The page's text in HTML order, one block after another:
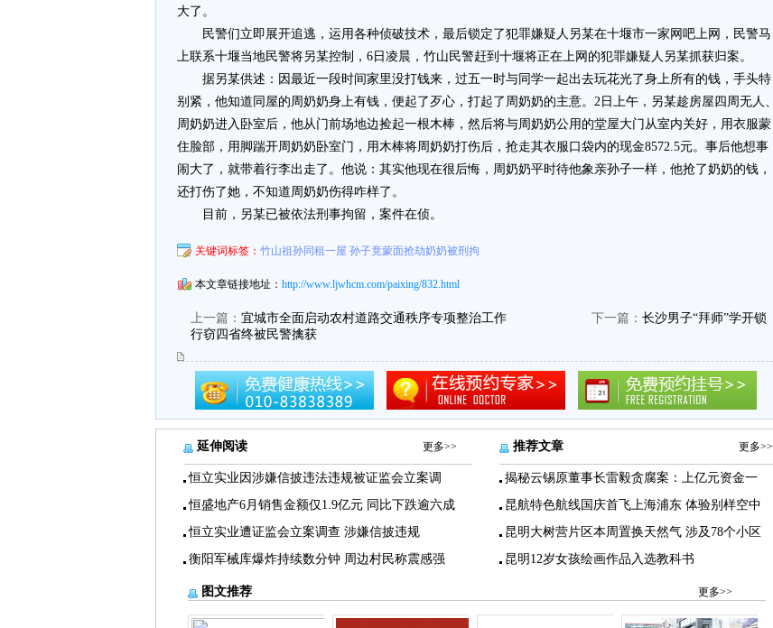
大了。
民警们立即展开追逃，运用各种侦破技术，最后锁定了犯罪嫌疑人另某在十堰市一家网吧上网，民警马
上联系十堰当地民警将另某控制，6日凌晨，竹山民警赶到十堰将正在上网的犯罪嫌疑人另某抓获归案。
据另某供述：因最近一段时间家里没打钱来，过五一时与同学一起出去玩花光了身上所有的钱，手头特
别紧，他知道同屋的周奶奶身上有钱，便起了歹心，打起了周奶奶的主意。2日上午，另某趁房屋四周无人、
周奶奶进入卧室后，他从门前场地边捡起一根木棒，然后将与周奶奶公用的堂屋大门从室内关好，用衣服蒙
住脸部，用脚踹开周奶奶卧室门，用木棒将周奶奶打伤后，抢走其衣服口袋内的现金8572.5元。事后他想事
闹大了，就带着行李出走了。他说：其实他现在很后悔，周奶奶平时待他象亲孙子一样，他抢了奶奶的钱，
还打伤了她，不知道周奶奶伤得咋样了。
目前，另某已被依法刑事拘留，案件在侦。
关键词标签： 竹山祖孙同租一屋 孙子竟蒙面抢劫奶奶被刑拘
本文章链接地址： http://www.ljwhcm.com/paixing/832.html
上一篇： 宜城市全面启动农村道路交通秩序专项整治工作 下一篇： 长沙男子“拜师”学开锁
行窃四省终被民警擒获
延伸阅读 更多>>
恒立实业因涉嫌信披违法违规被证监会立案调
恒盛地产6月销售金额仅1.9亿元 同比下跌逾六成
恒立实业遭证监会立案调查 涉嫌信披违规
衡阳军械库爆炸持续数分钟 周边村民称震感强
推荐文章 更多>>
揭秘云锡原董事长雷毅贪腐案：上亿元资金一
昆航特色航线国庆首飞上海浦东 体验别样空中
昆明大树营片区本周置换天然气 涉及78个小区
昆明12岁女孩绘画作品入选教科书
图文推荐 更多>>